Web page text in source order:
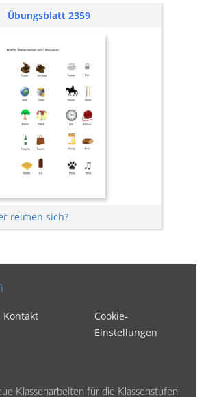
Übungsblatt 2359
reimen sich?
Kontakt
Cookie-
Einstellungen
Klassenarbeiten für die Klassenstufen